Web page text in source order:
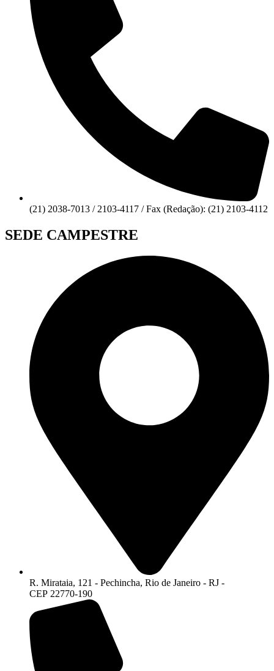
(21) 2038-7013 / 2103-4117 / Fax (Redação): (21) 2103-4112
SEDE CAMPESTRE
R. Mirataia, 121 - Pechincha, Rio de Janeiro - RJ -
CEP 22770-190